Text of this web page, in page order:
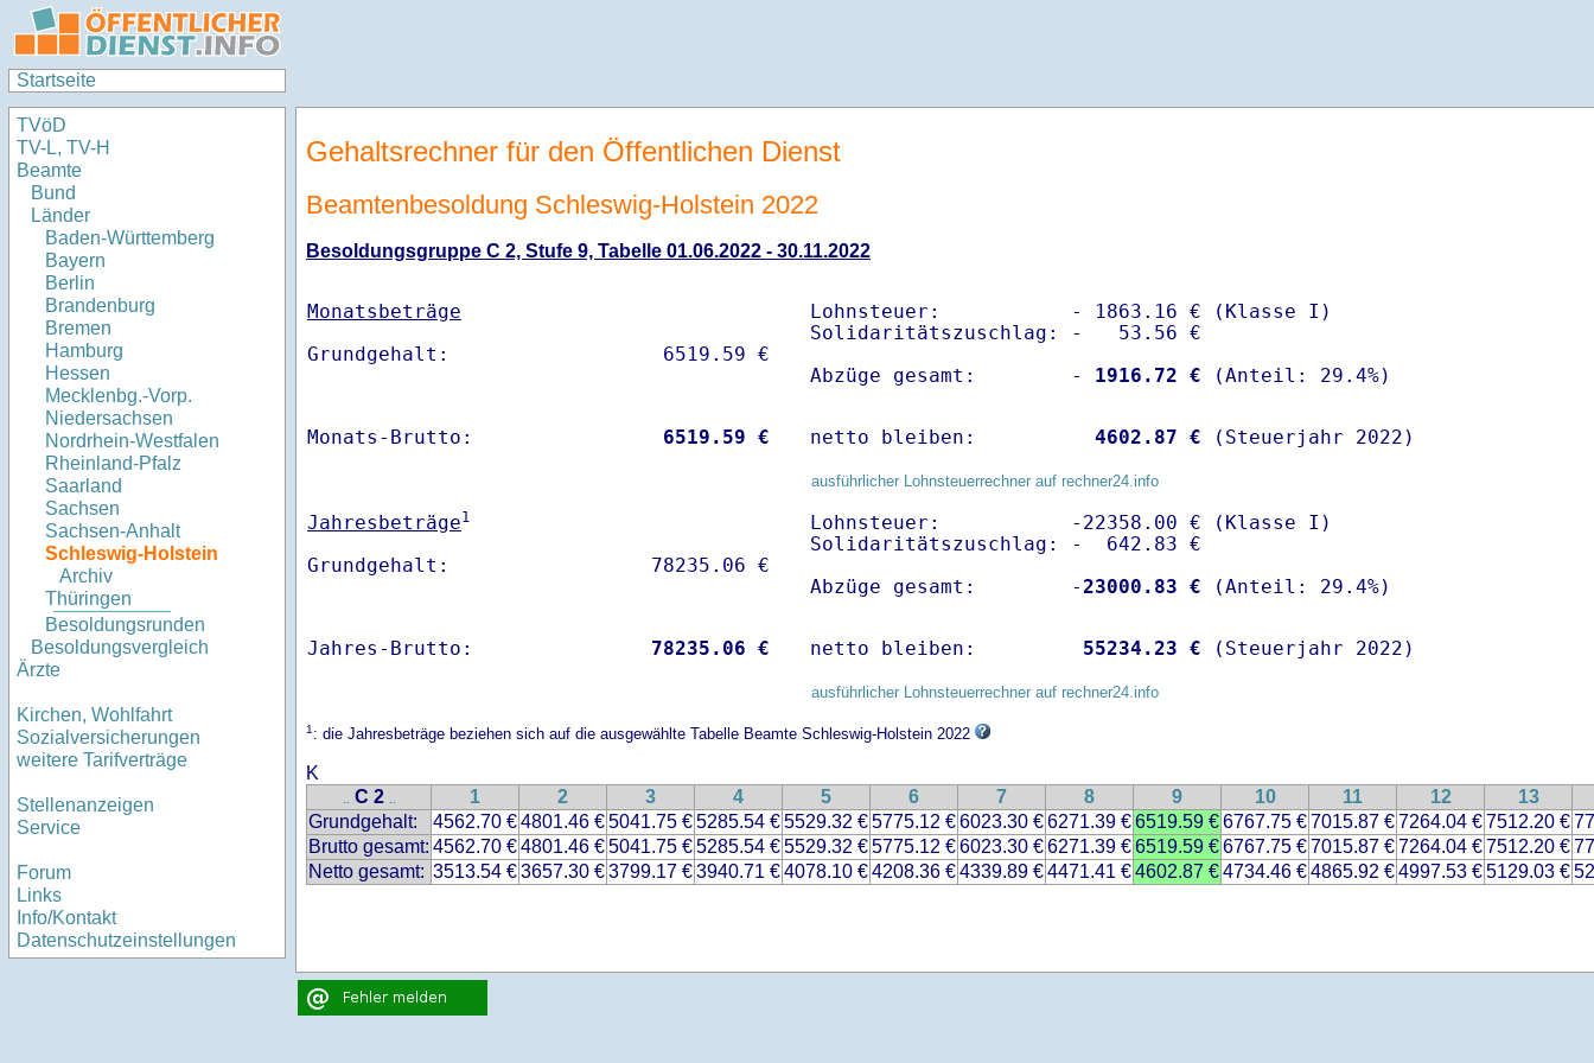
Startseite
TVöD
TV-L, TV-H
Beamte
Bund
Länder
Baden-Württemberg
Bayern
Berlin
Brandenburg
Bremen
Hamburg
Hessen
Mecklenbg.-Vorp.
Niedersachsen
Nordrhein-Westfalen
Rheinland-Pfalz
Saarland
Sachsen
Sachsen-Anhalt
Schleswig-Holstein
Archiv
Thüringen
Besoldungsrunden
Besoldungsvergleich
Ärzte
Kirchen, Wohlfahrt
Sozialversicherungen
weitere Tarifverträge
Stellenanzeigen
Service
Forum
Links
Info/Kontakt
Datenschutzeinstellungen
Gehaltsrechner für den Öffentlichen Dienst
Beamtenbesoldung Schleswig-Holstein 2022
Besoldungsgruppe C 2, Stufe 9, Tabelle 01.06.2022 - 30.11.2022
Monatsbeträge
Lohnsteuer:           - 1863.16 € (Klasse I)
Solidaritätszuschlag: -   53.56 €
Abzüge gesamt:        -
1916.72 €
Monats-Brutto: 6519.59 € netto bleiben: 4602.87 € (Steuerjahr 2022)
ausführlicher Lohnsteuerrechner auf rechner24.info
Jahresbeträge1
Lohnsteuer:           -22358.00 € (Klasse I)
Solidaritätszuschlag: -  642.83 €
Abzüge gesamt:        -23000.83 €
Jahres-Brutto: 78235.06 € netto bleiben: 55234.23 € (Steuerjahr 2022)
ausführlicher Lohnsteuerrechner auf rechner24.info
1: die Jahresbeträge beziehen sich auf die ausgewählte Tabelle Beamte Schleswig-Holstein 2022
K
.. C 2 .. 1 2 3 4 5 6 7 8 9 10 11 12
13
Grundgehalt:
4562.70 €4801.46 €5041.75 €5285.54 €5529.32 €5775.12 €6023.30 €6271.39 €6519.59 €6767.75 €7015.87 €7264.04 €7512.20 €
Brutto gesamt: 4562.70 €4801.46 €5041.75 €5285.54 €5529.32 €5775.12 €6023.30 €6271.39 €6519.59 €6767.75 €7015.87 €7264.04 €7512.20 €
Netto gesamt: 3513.54 €3657.30 €3799.17 €3940.71 €4078.10 €4208.36 €4339.89 €4471.41 €4602.87 €4734.46 €4865.92 €4997.53 €5129.03 €